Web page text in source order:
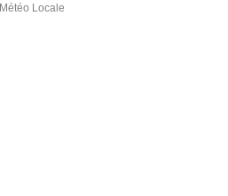
Météo Locale